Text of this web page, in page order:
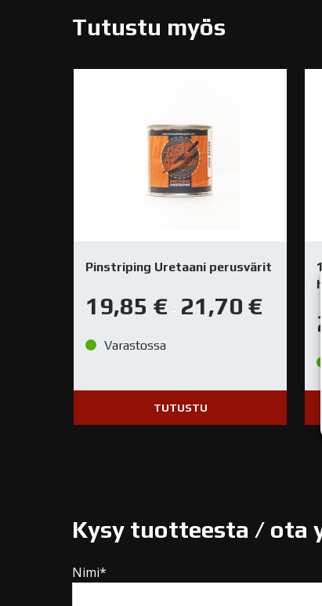
Tutustu myös
Pinstriping Uretaani perusvärit
19,85 € 21,70 €
Varastossa
TUTUSTU
Kysy tuotteesta / ota
Nimi*